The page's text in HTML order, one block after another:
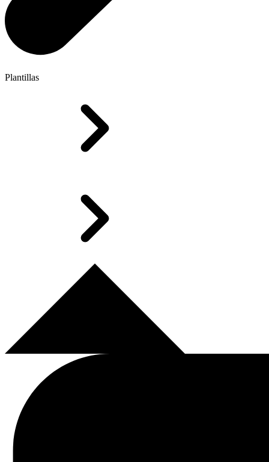
Plantillas